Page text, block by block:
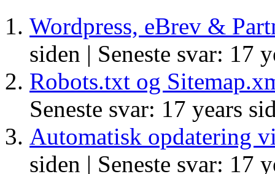
Wordpress, eBrev &
siden | Seneste svar: 17
Robots.txt og
Seneste svar: 17 years
Automatisk opdatering
siden | Seneste svar: 17